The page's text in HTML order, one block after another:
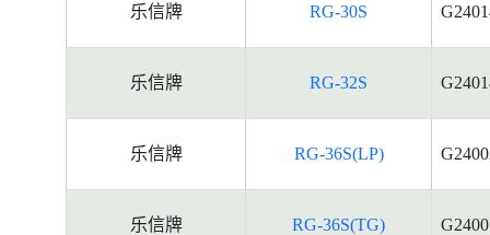
乐信牌 RG-30S
乐信牌 RG-32S
乐信牌 RG-36S(LP)
乐信牌 RG-36S(TG)